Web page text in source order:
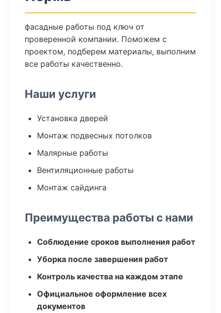
фасадные работы под ключ от
проверенной компании. Поможем с
проектом, подберем материалы, выполним
все работы качественно.
Наши услуги
Установка дверей
Монтаж подвесных потолков
Малярные работы
Вентиляционные работы
Монтаж сайдинга
Преимущества работы с нами
Соблюдение сроков выполнения работ
Уборка после завершения работ
Контроль качества на каждом этапе
Официальное оформление всех
документов